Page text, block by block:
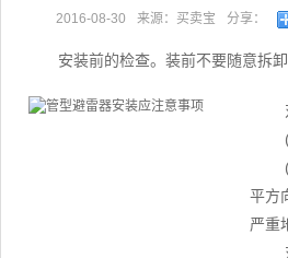
2016-08-30 来源：买卖宝 分享：
安装前的检查。装前不要随意拆
平方
严重